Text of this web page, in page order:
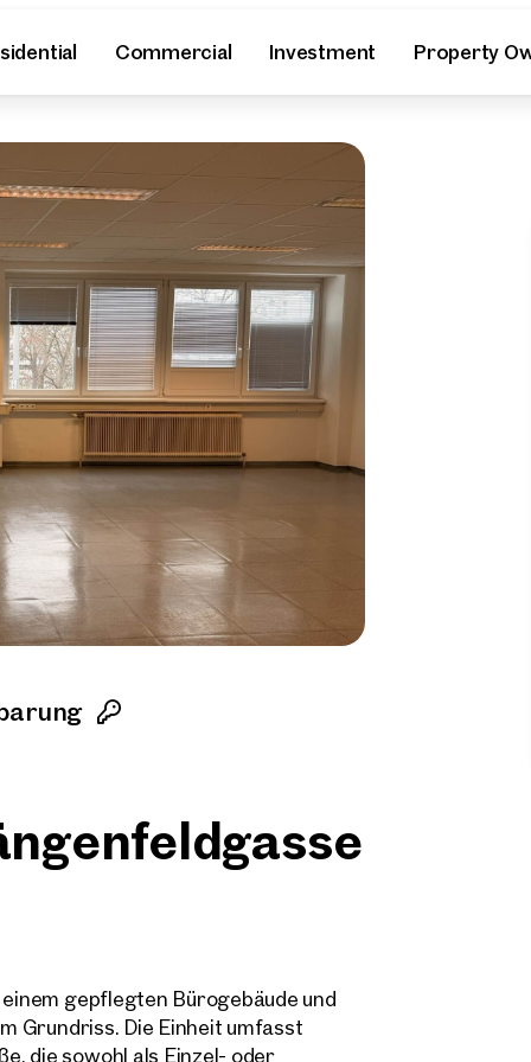
Commercial Investment Property
gepflegten Bürogebäude und
Grundriss. Die Einheit umfasst
die sowohl als Einzel- oder